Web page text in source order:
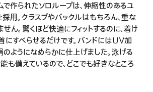
で作られたソロループは、伸縮性のあるユ
用。クラスプやバックルはもちろん、重な
ん。驚くほど快適にフィットするのに、着け
にすべらせるだけです。バンドにはUV加
ようになめらかに仕上げました。泳げる
も備えているので、どこでも好きなところ